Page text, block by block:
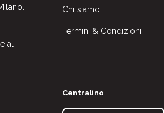
al
Chi siamo
Termini & Condizioni
Centralino